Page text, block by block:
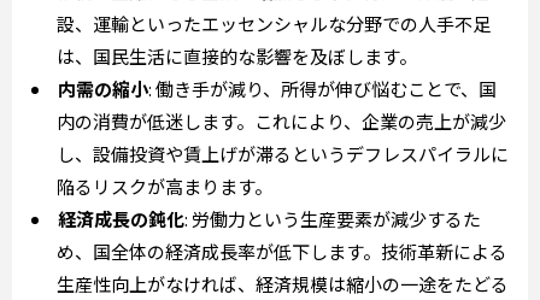
設、運輸といったエッセンシャルな分野での人手不足
は、国民生活に直接的な影響を及ぼします。
内需の縮小: 働き手が減り、所得が伸び悩むことで、国
内の消費が低迷します。これにより、企業の売上が減少
し、設備投資や賃上げが滞るというデフレスパイラルに
陥るリスクが高まります。
経済成長の鈍化: 労働力という生産要素が減少するた
め、国全体の経済成長率が低下します。技術革新による
生産性向上がなければ、経済規模は縮小の一途をたどる